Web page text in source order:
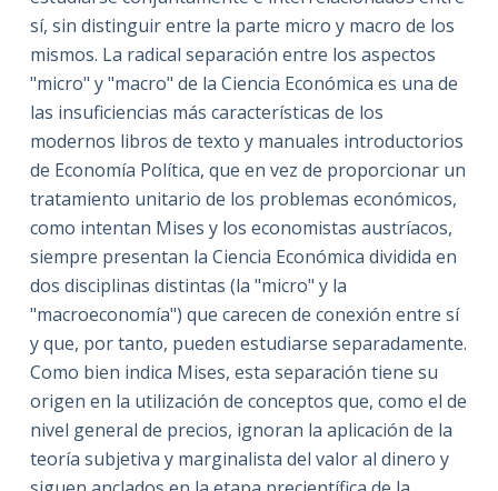
sí, sin distinguir entre la parte micro y macro de los
mismos. La radical separación entre los aspectos
"micro" y "macro" de la Ciencia Económica es una de
las insuficiencias más características de los
modernos libros de texto y manuales introductorios
de Economía Política, que en vez de proporcionar un
tratamiento unitario de los problemas económicos,
como intentan Mises y los economistas austríacos,
siempre presentan la Ciencia Económica dividida en
dos disciplinas distintas (la "micro" y la
"macroeconomía") que carecen de conexión entre sí
y que, por tanto, pueden estudiarse separadamente.
Como bien indica Mises, esta separación tiene su
origen en la utilización de conceptos que, como el de
nivel general de precios, ignoran la aplicación de la
teoría subjetiva y marginalista del valor al dinero y